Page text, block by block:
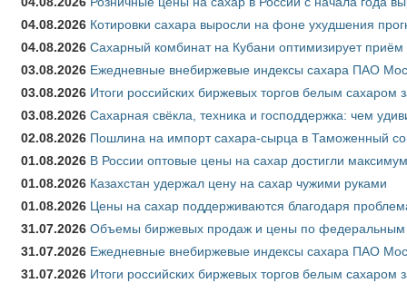
04.08.2026 Котировки сахара выросли на фоне ухудшения
04.08.2026 Сахарный комбинат на Кубани оптимизирует приём
03.08.2026 Ежедневные внебиржевые индексы сахара ПАО
03.08.2026 Итоги российских биржевых торгов белым сахаром
03.08.2026 Сахарная свёкла, техника и господдержка: чем
02.08.2026 Пошлина на импорт сахара-сырца в Таможенный
01.08.2026 В России оптовые цены на сахар достигли
01.08.2026 Казахстан удержал цену на сахар чужими руками
01.08.2026 Цены на сахар поддерживаются благодаря
31.07.2026 Объемы биржевых продаж и цены по федеральным
31.07.2026 Ежедневные внебиржевые индексы сахара ПАО
31.07.2026 Итоги российских биржевых торгов белым сахаром